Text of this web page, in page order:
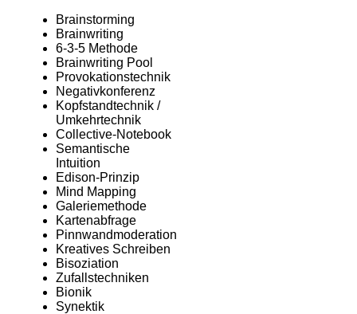
Brainstorming
Brainwriting
6-3-5 Methode
Brainwriting Pool
Provokationstechnik
Negativkonferenz
Kopfstandtechnik /
Umkehrtechnik
Collective-Notebook
Semantische
Intuition
Edison-Prinzip
Mind Mapping
Galeriemethode
Kartenabfrage
Pinnwandmoderation
Kreatives Schreiben
Bisoziation
Zufallstechniken
Bionik
Synektik